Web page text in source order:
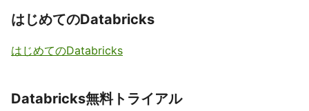
はじめてのDatabricks
はじめてのDatabricks
Databricks無料トライアル